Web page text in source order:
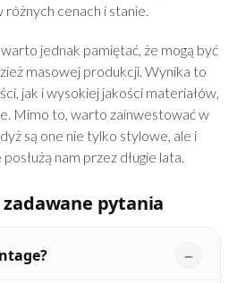
cenach i stanie.
jednak pamiętać, że mogą być
masowej produkcji. Wynika to
jak i wysokiej jakości materiałów,
Mimo to, warto zainwestować w
są one nie tylko stylowe, ale i
nam przez długie lata.
zadawane pytania